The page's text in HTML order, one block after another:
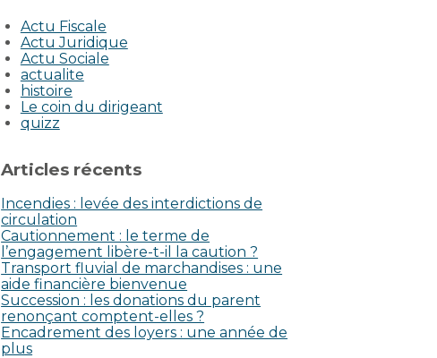
Actu Fiscale
Actu Juridique
Actu Sociale
actualite
histoire
Le coin du dirigeant
quizz
Articles récents
Incendies : levée des interdictions de
circulation
Cautionnement : le terme de
l’engagement libère-t-il la caution ?
Transport fluvial de marchandises : une
aide financière bienvenue
Succession : les donations du parent
renonçant comptent-elles ?
Encadrement des loyers : une année de
plus